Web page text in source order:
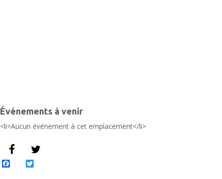
Événements à venir
<li>Aucun événement à cet emplacement</li>
Facebook